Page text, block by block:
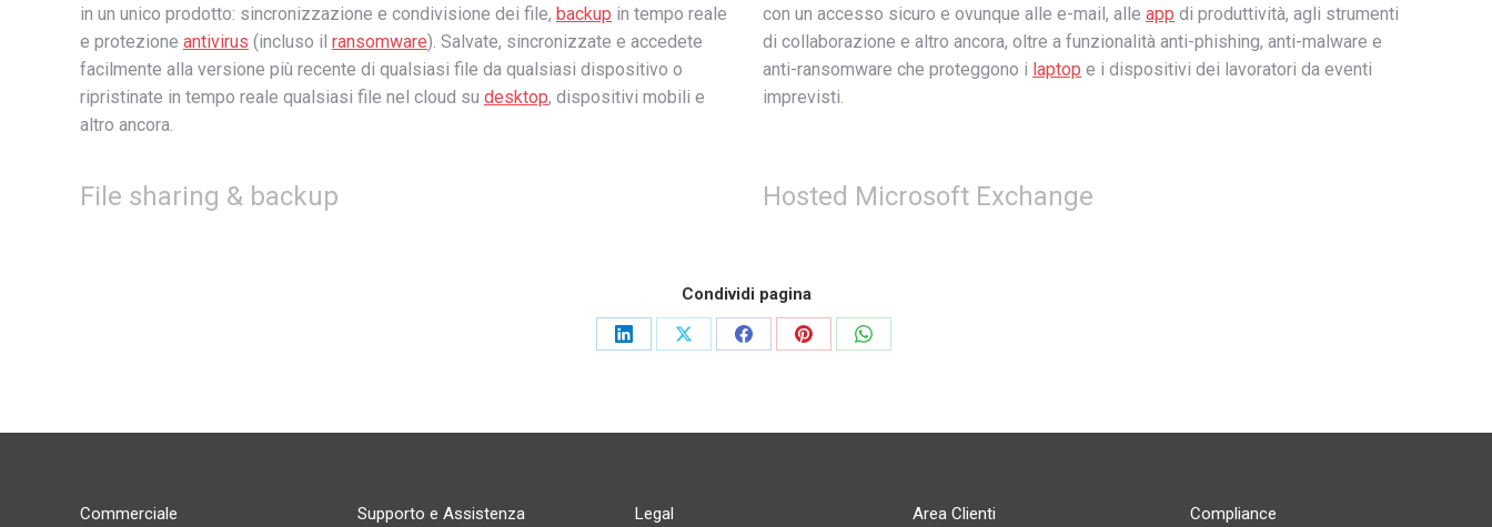
in un unico prodotto: sincronizzazione e condivisione dei file, backup in tempo reale
e protezione antivirus (incluso il ransomware). Salvate, sincronizzate e accedete
facilmente alla versione più recente di qualsiasi file da qualsiasi dispositivo o
ripristinate in tempo reale qualsiasi file nel cloud su desktop, dispositivi mobili e
altro ancora.
con un accesso sicuro e ovunque alle e-mail, alle app di produttività, agli strumenti
di collaborazione e altro ancora, oltre a funzionalità anti-phishing, anti-malware e
anti-ransomware che proteggono i laptop e i dispositivi dei lavoratori da eventi
imprevisti.
File sharing & backup Hosted Microsoft Exchange
Condividi pagina
Share
Share
Share
Share
Share
Commerciale Supporto e Assistenza Legal Area Clienti Compliance